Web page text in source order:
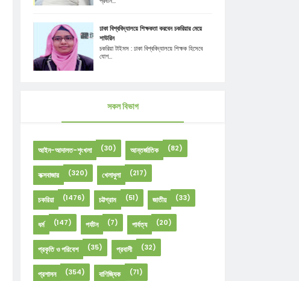
ঢাকা বিশ্ববিদ্যালয়ে শিক্ষকতা করবেন চকরিয়ার মেয়ে
শাউরিন
চকরিয়া টাইমস : ঢাকা বিশ্ববিদ্যালয়ে শিক্ষক হিসেবে
যোগ...
সকল বিভাগ
আইন-আদালত-শৃংখলা (30) আন্তর্জাতিক (82)
কক্সবাজার (320) খেলাধুলা (217)
চকরিয়া (1476) চট্টগ্রাম (51) জাতীয় (33)
ধর্ম (147) পর্যটন (7) পার্বত্য (20)
প্রকৃতি ও পরিবেশ (35) প্রবাসী (32)
প্রশাসন (354) বাণিজ্যিক (71)